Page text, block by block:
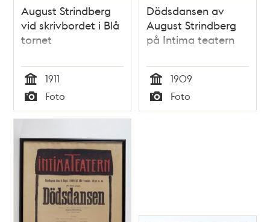
August Strindberg
vid skrivbordet i Blå
tornet
Tid
1911
Typ
Foto
Dödsdansen av
August Strindberg
på Intima teatern
Tid
1909
Typ
Foto